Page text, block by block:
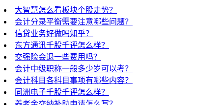
大智慧怎么看板块个股走势？
会计分录平衡需要注意哪些问题？
信贷业务好做吗知乎？
东方通讯千股千评怎么样？
交强险会退一些费用吗？
会计中级职称一般多少岁可以考？
会计科目各科目事项有哪些内容？
同洲电子千股千评怎么样？